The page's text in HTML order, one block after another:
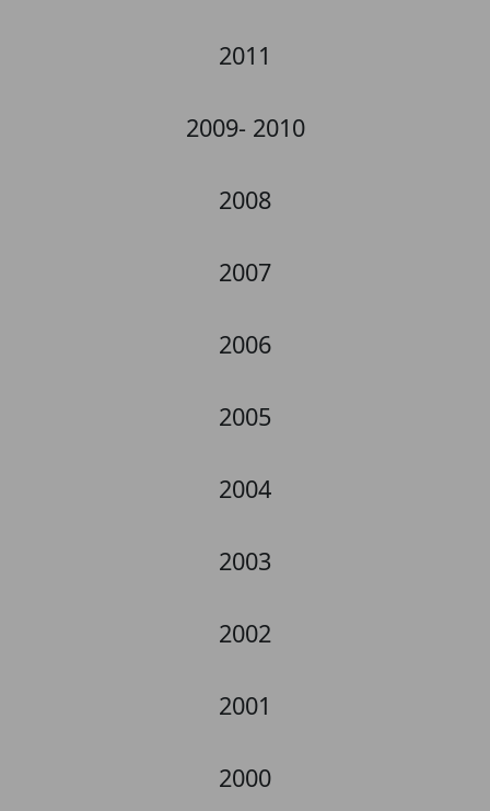
2011
2009- 2010
2008
2007
2006
2005
2004
2003
2002
2001
2000